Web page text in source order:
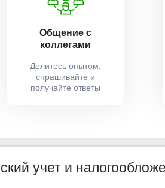
Общение с
коллегами
Делитесь опытом,
спрашивайте и
получайте ответы
учет и